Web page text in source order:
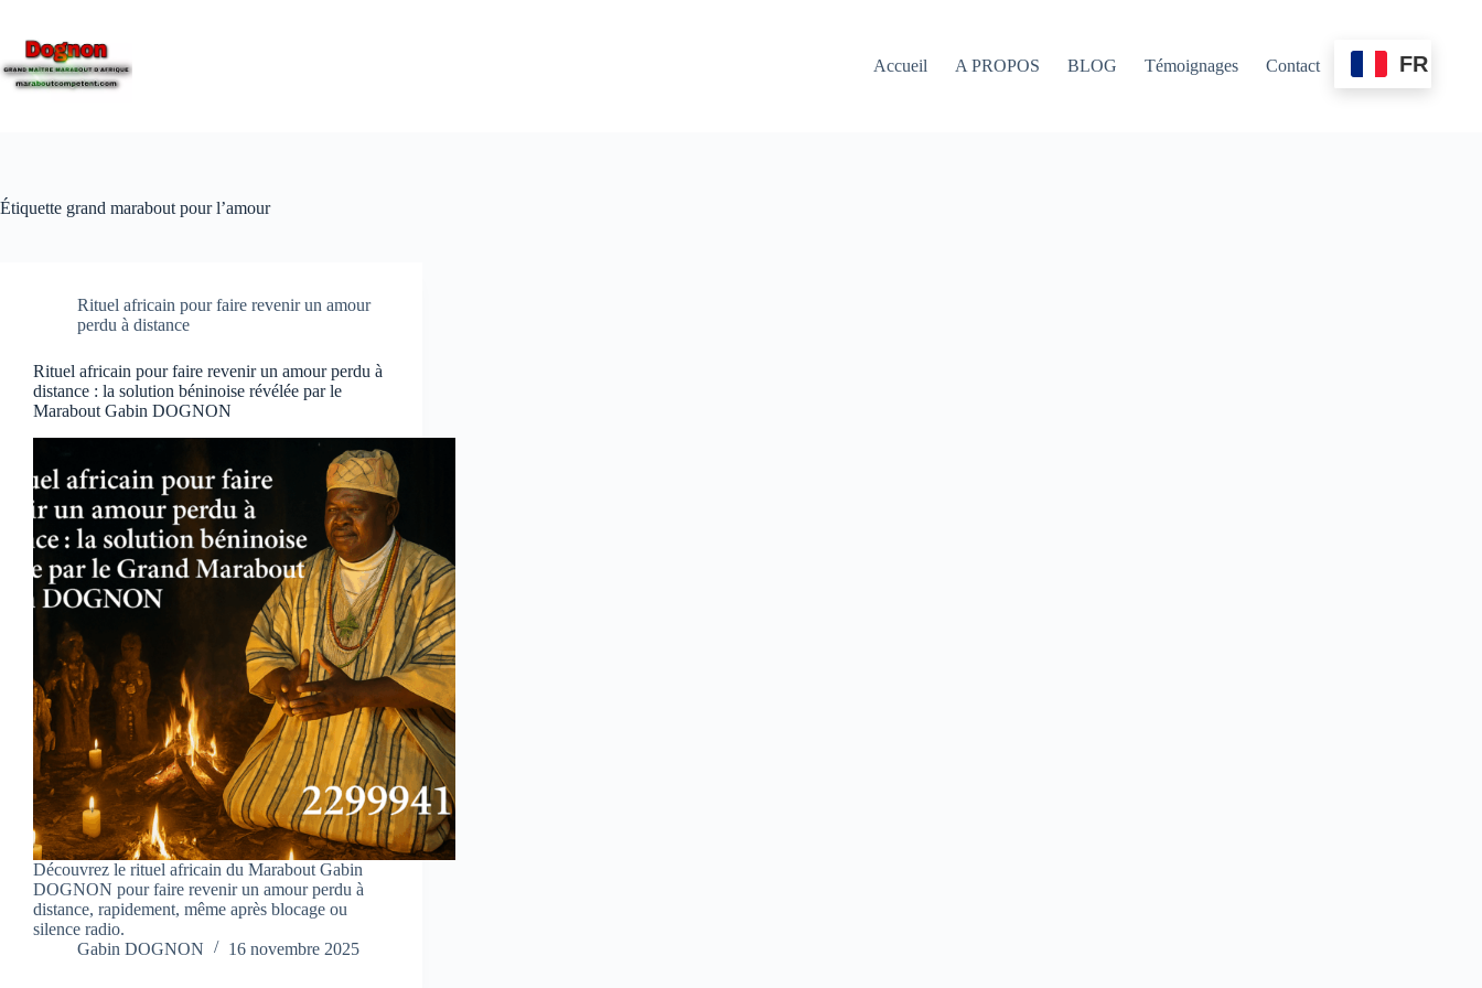
Accueil A PROPOS BLOG Témoignages Contact FR
Étiquette grand marabout pour l’amour
Rituel africain pour faire revenir un amour
perdu à distance
Rituel africain pour faire revenir un amour perdu à
distance : la solution béninoise révélée par le
Marabout Gabin DOGNON
Découvrez le rituel africain du Marabout Gabin
DOGNON pour faire revenir un amour perdu à
distance, rapidement, même après blocage ou
silence radio.
Gabin DOGNON
16 novembre 2025